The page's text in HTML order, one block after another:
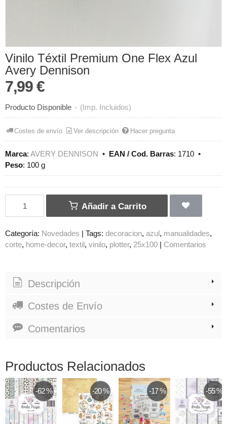
Vinilo Téxtil Premium One Flex Azul
Avery Dennison
7,99 €
Producto Disponible - (Imp. Incluidos)
Costes de envío Ver descripción Hacer pregunta
Marca: AVERY DENNISON • EAN / Cod. Barras: 1710 •
Peso: 100 g
Añadir a Carrito
Categoría: Novedades Tags: decoracion azul
manualidades
corte home-decor textil vinilo plotter 25x100 Comentarios
Descripción
Costes de Envío
Comentarios
Productos Relacionados
-62 % -20 % -17 % -55 %